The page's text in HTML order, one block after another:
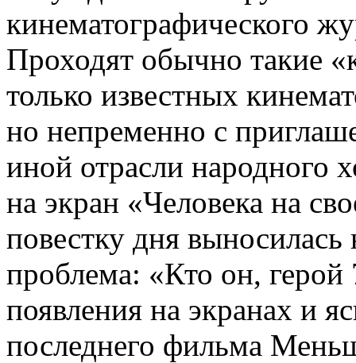
кинематографического
Проходят обычно такие
только известных
но непременно с
иной отрасли народного
на экран «Человека на
повестку дня
проблема: «Кто он,
появления на экранах и
последнего фильма